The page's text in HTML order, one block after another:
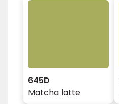
645D
Matcha latte